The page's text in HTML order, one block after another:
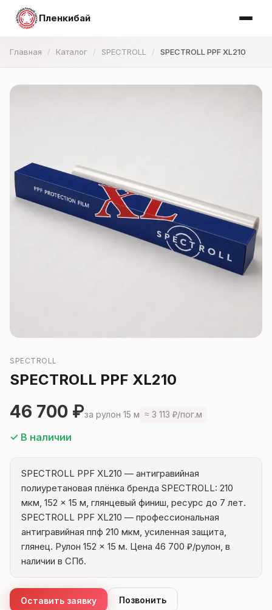
Пленкибай
Главная Каталог SPECTROLL SPECTROLL PPF XL210
SPECTROLL
SPECTROLL PPF XL210
46 700 ₽за рулон 15 м ≈ 3 113 ₽/пог.м
✓ В наличии
SPECTROLL PPF XL210 — антигравийная
полиуретановая плёнка бренда SPECTROLL: 210
мкм, 152 × 15 м, глянцевый финиш, ресурс до 7 лет.
SPECTROLL PPF XL210 — профессиональная
антигравийная ппф 210 мкм, усиленная защита,
глянец. Рулон 152 × 15 м. Цена 46 700 ₽/рулон, в
наличии в СПб.
Оставить заявку Позвонить